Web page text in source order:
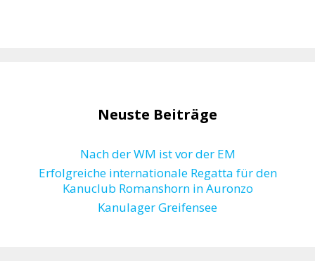
Neuste Beiträge
Nach der WM ist vor der EM
Erfolgreiche internationale Regatta für den
Kanuclub Romanshorn in Auronzo
Kanulager Greifensee